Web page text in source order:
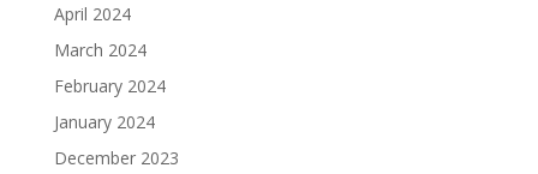
April 2024
March 2024
February 2024
January 2024
December 2023